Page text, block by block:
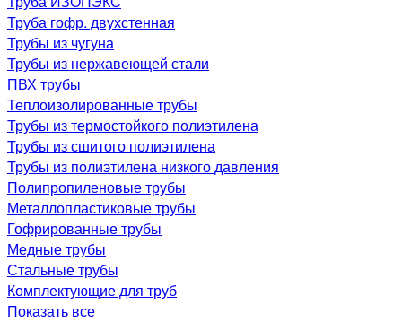
Труба гофр. двухстенная
Трубы из чугуна
Трубы из нержавеющей стали
ПВХ трубы
Теплоизолированные трубы
Трубы из термостойкого полиэтилена
Трубы из сшитого полиэтилена
Трубы из полиэтилена низкого давления
Полипропиленовые трубы
Металлопластиковые трубы
Гофрированные трубы
Медные трубы
Стальные трубы
Комплектующие для труб
Показать все